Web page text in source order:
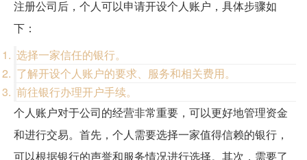
注册公司后，个人可以申请开设个人账户，具体步骤如
下：
选择一家信任的银行。
了解开设个人账户的要求、服务和相关费用。
前往银行办理开户手续。
个人账户对于公司的经营非常重要，可以更好地管理资金
和进行交易。首先，个人需要选择一家值得信赖的银行，
可以根据银行的声誉和服务情况进行选择。其次，需要了